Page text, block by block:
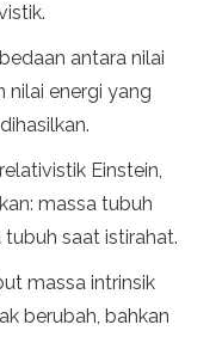
antara nilai
nilai energi yang
Einstein,
massa tubuh
saat istirahat.
massa intrinsik
berubah, bahkan